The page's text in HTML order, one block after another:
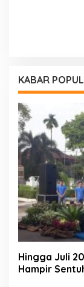
KABAR
Hingga Juli
Hampir